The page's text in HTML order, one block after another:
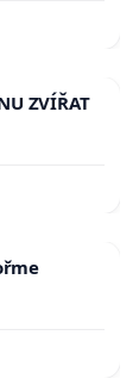
ZVÍŘAT